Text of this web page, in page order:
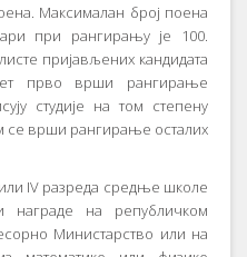
Максималан број поена
при рангирању је 100.
пријављених кандидата
прво врши рангирање
студије на том степену
се врши рангирање осталих
или IV разреда средње школе
награде на републичком
Министарство или на